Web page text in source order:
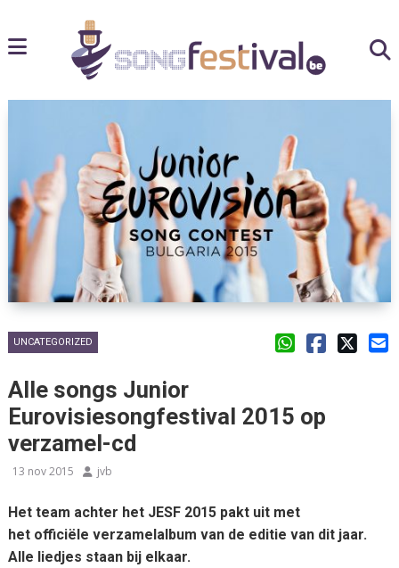
UNCATEGORIZED
Alle songs Junior
Eurovisiesongfestival 2015 op
verzamel-cd
13 nov 2015 jvb
Het team achter het JESF 2015 pakt uit met
het officiële verzamelalbum van de editie van dit jaar.
Alle liedjes staan bij elkaar.